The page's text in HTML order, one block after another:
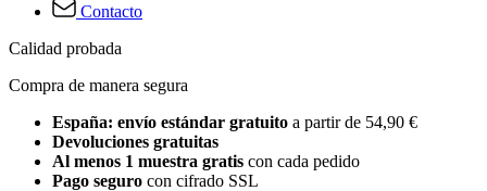
Contacto
Calidad probada
Compra de manera segura
España: envío estándar gratuito a partir de 54,90 €
Devoluciones gratuitas
Al menos 1 muestra gratis con cada pedido
Pago seguro con cifrado SSL